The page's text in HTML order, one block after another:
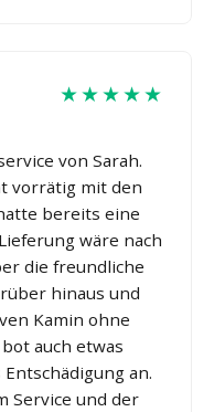
★★★★★
von Sarah.
vorrätig mit den
bereits eine
wäre nach
die freundliche
hinaus und
Kamin ohne
auch etwas
an.
Service und der